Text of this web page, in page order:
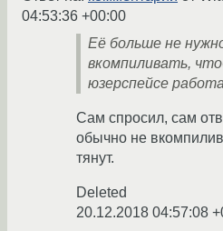
04:53:36 +00:00
Её больше не
вкомпиливать,
юзерспейсе
Сам спросил, сам
обычно не
тянут.
Deleted
20.12.2018 04:57:08